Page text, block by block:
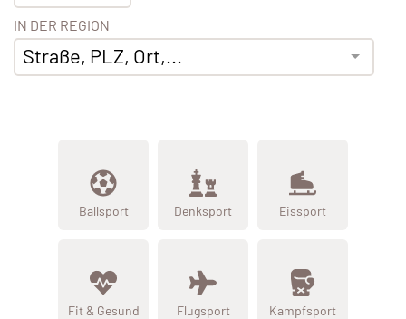
IN DER REGION
Straße, PLZ, Ort,...
Ballsport Denksport Eissport
Fit & Gesund Flugsport Kampfsport